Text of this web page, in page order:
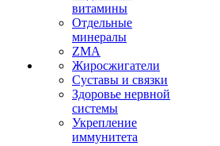
витамины
Отдельные
минералы
ZMA
Жиросжигатели
Суставы и связки
Здоровье нервной
системы
Укрепление
иммунитета